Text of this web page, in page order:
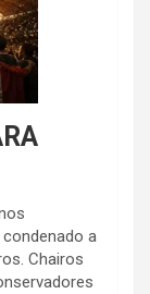
a
Chairos